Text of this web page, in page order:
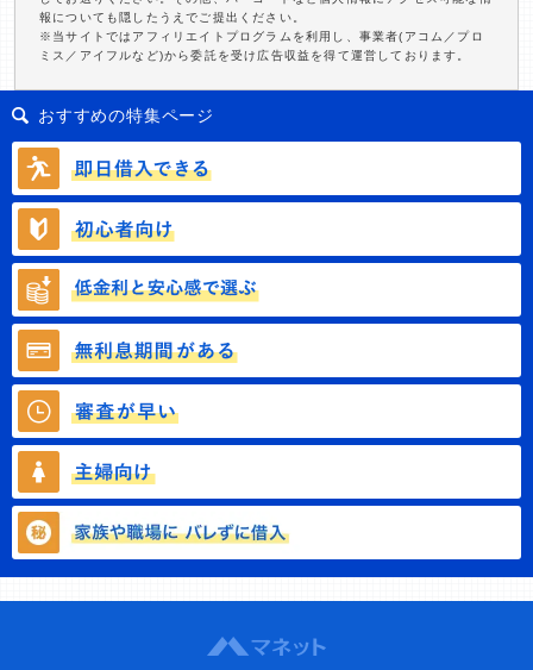
報についても隠したうえでご提出ください。
※当サイトではアフィリエイトプログラムを利用し、事業者(アコム／プロ
ミス／アイフルなど)から委託を受け広告収益を得て運営しております。
おすすめの特集ページ